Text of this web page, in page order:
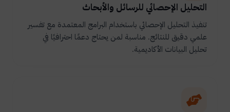
التحليل الإحصائي للرسائل والأبحاث
تنفيذ التحليل الإحصائي باستخدام البرامج المعتمدة مع تفسير
علمي دقيق للنتائج. مناسبة لمن يحتاج دعمًا احترافيًا في
تحليل البيانات الأكاديمية.